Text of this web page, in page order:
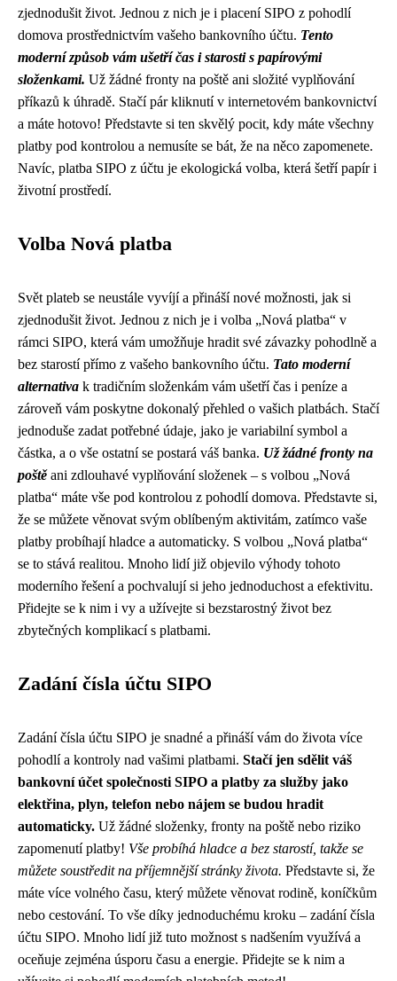
zjednodušit život. Jednou z nich je i placení SIPO z pohodlí
domova prostřednictvím vašeho bankovního účtu. Tento
moderní způsob vám ušetří čas i starosti s papírovými
složenkami. Už žádné fronty na poště ani složité vyplňování
příkazů k úhradě. Stačí pár kliknutí v internetovém bankovnictví
a máte hotovo! Představte si ten skvělý pocit, kdy máte všechny
platby pod kontrolou a nemusíte se bát, že na něco zapomenete.
Navíc, platba SIPO z účtu je ekologická volba, která šetří papír i
životní prostředí.
Volba Nová platba
Svět plateb se neustále vyvíjí a přináší nové možnosti, jak si
zjednodušit život. Jednou z nich je i volba „Nová platba“ v
rámci SIPO, která vám umožňuje hradit své závazky pohodlně a
bez starostí přímo z vašeho bankovního účtu. Tato moderní
alternativa k tradičním složenkám vám ušetří čas i peníze a
zároveň vám poskytne dokonalý přehled o vašich platbách. Stačí
jednoduše zadat potřebné údaje, jako je variabilní symbol a
částka, a o vše ostatní se postará váš banka. Už žádné fronty na
poštěani zdlouhavé vyplňování složenek – s volbou „Nová
platba“ máte vše pod kontrolou z pohodlí domova. Představte si,
že se můžete věnovat svým oblíbeným aktivitám, zatímco vaše
platby probíhají hladce a automaticky. S volbou „Nová platba“
se to stává realitou. Mnoho lidí již objevilo výhody tohoto
moderního řešení a pochvalují si jeho jednoduchost a efektivitu.
Přidejte se k nim i vy a užívejte si bezstarostný život bez
zbytečných komplikací s platbami.
Zadání čísla účtu SIPO
Zadání čísla účtu SIPO je snadné a přináší vám do života více
pohodlí a kontroly nad vašimi platbami. Stačí jen sdělit váš
bankovní účet společnosti SIPO a platby za služby jako
elektřina, plyn, telefon nebo nájem se budou hradit
automaticky. Už žádné složenky, fronty na poště nebo riziko
zapomenutí platby! Vše probíhá hladce a bez starostí, takže se
můžete soustředit na příjemnější stránky života. Představte si, že
máte více volného času, který můžete věnovat rodině, koníčkům
nebo cestování. To vše díky jednoduchému kroku – zadání čísla
účtu SIPO. Mnoho lidí již tuto možnost s nadšením využívá a
oceňuje zejména úsporu času a energie. Přidejte se k nim a